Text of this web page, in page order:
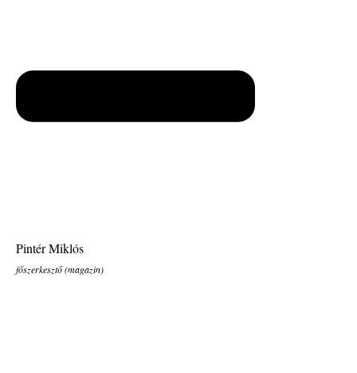
Pintér Miklós
főszerkesztő (magazin)